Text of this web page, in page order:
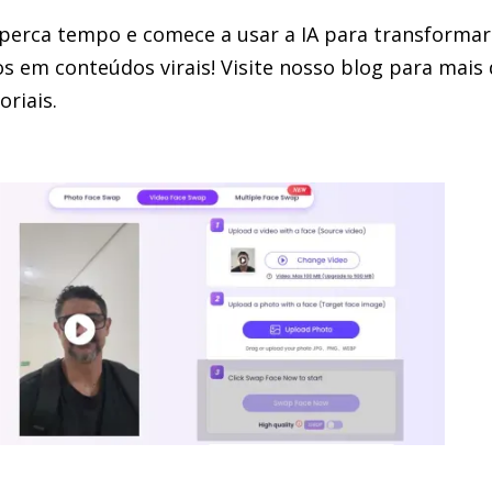
tempo e comece a usar a IA para
em conteúdos virais! Visite nosso blog para mais